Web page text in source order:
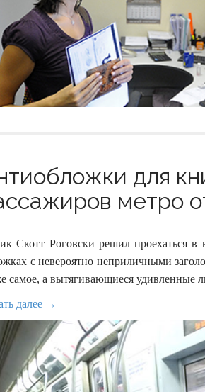
для
метро
Скотт Роговски решил проехаться
с невероятно неприличными
самое, а вытягивающиеся удивленные
далее →